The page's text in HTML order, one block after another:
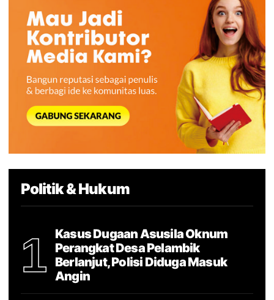
Politik & Hukum
1
Kasus Dugaan Asusila Oknum
Perangkat Desa Pelambik
Berlanjut, Polisi Diduga Masuk
Angin